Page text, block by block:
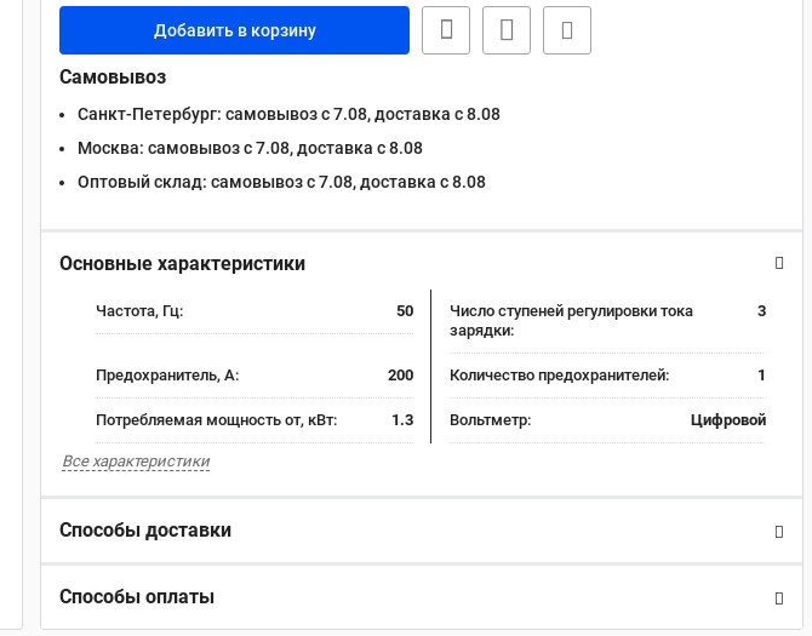
Добавить в корзину
Самовывоз
Санкт-Петербург: самовывоз с 7.08, доставка c 8.08
Москва: самовывоз с 7.08, доставка c 8.08
Оптовый склад: самовывоз с 7.08, доставка c 8.08
Основные характеристики
Частота, Гц: 50
Число ступеней регулировки тока
зарядки:
3
Предохранитель, А: 200 Количество предохранителей: 1
Потребляемая мощность от, кВт: 1.3 Вольтметр: Цифровой
Все характеристики
Способы доставки
Способы оплаты